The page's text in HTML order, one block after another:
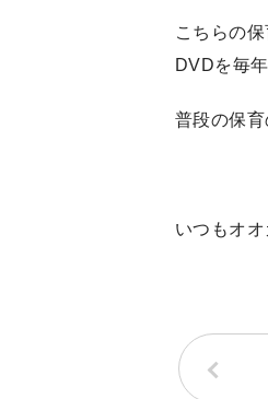
こちらの
DVDを毎
普段の保育
いつもオ